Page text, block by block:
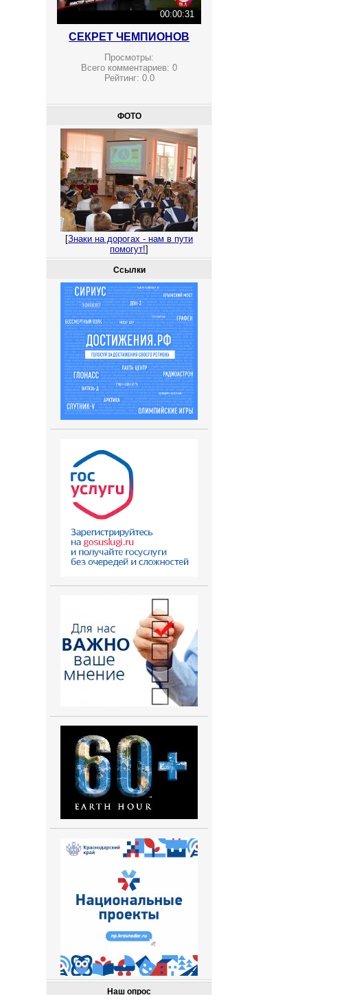
00:00:31
СЕКРЕТ ЧЕМПИОНОВ
Просмотры:
Всего комментариев:0
Рейтинг: 0.0
ФОТО
[Знаки на дорогах - нам в пути
помогут!]
Ссылки
Наш опрос